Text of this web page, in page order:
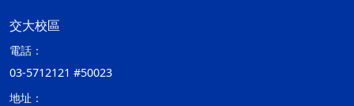
交大校區
電話：
03-5712121 #50023
地址：